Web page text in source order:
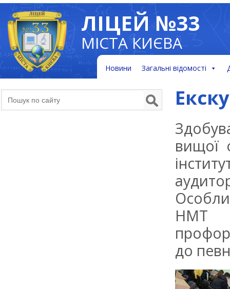
ЛІЦЕЙ №33
МІСТА КИЄВА
Новини Загальні відомості
вищої
НМТ ,
до